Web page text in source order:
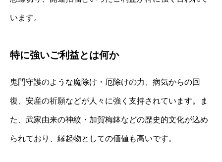
います。
特に強いご利益とは何か
鬼門守護のような魔除け・厄除けの力、病気からの回
復、安産の祈願などが人々に強く支持されています。ま
た、武家由来の神紋・加賀梅鉢などの歴史的文化が込め
られており、縁起物としての価値も高いです。